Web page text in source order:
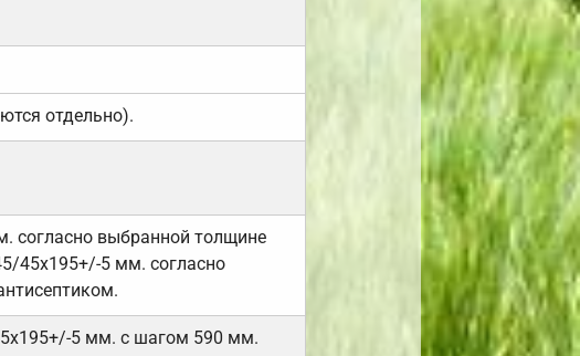
отдельно).
согласно выбранной толщине
45х195+/-5 мм. согласно
5 мм. с шагом 590 мм.